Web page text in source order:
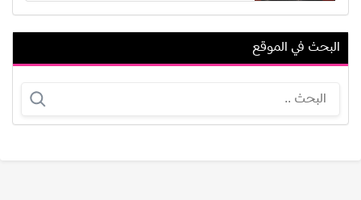
نسرين الراضي
البحث في الموقع